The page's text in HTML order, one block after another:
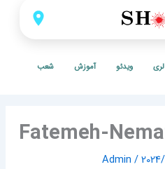
آموزش شعب
Fatemeh-